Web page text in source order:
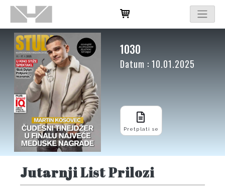
1030
Datum : 10.01.2025
Pretplati se
Jutarnji List Prilozi